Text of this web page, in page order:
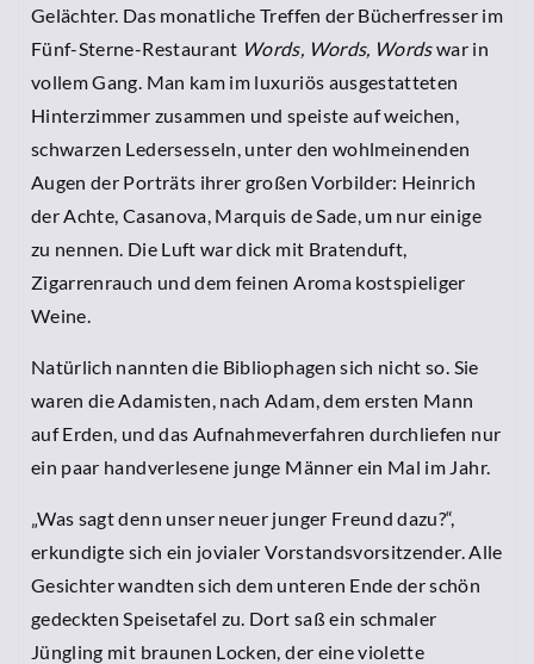
Gelächter. Das monatliche Treffen der Bücherfresser im
Fünf-Sterne-Restaurant Words, Words, Wordswar in
vollem Gang. Man kam im luxuriös ausgestatteten
Hinterzimmer zusammen und speiste auf weichen,
schwarzen Ledersesseln, unter den wohlmeinenden
Augen der Porträts ihrer großen Vorbilder: Heinrich
der Achte, Casanova, Marquis de Sade, um nur einige
zu nennen. Die Luft war dick mit Bratenduft,
Zigarrenrauch und dem feinen Aroma kostspieliger
Weine.
Natürlich nannten die Bibliophagen sich nicht so. Sie
waren die Adamisten, nach Adam, dem ersten Mann
auf Erden, und das Aufnahmeverfahren durchliefen nur
ein paar handverlesene junge Männer ein Mal im Jahr.
„Was sagt denn unser neuer junger Freund dazu?“,
erkundigte sich ein jovialer Vorstandsvorsitzender. Alle
Gesichter wandten sich dem unteren Ende der schön
gedeckten Speisetafel zu. Dort saß ein schmaler
Jüngling mit braunen Locken, der eine violette